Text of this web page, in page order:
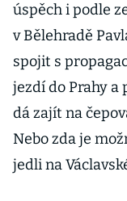
úspěch i podle
v Bělehradě
spojit s
jezdí do Prahy a
dá zajít na
Nebo zda je
jedli na